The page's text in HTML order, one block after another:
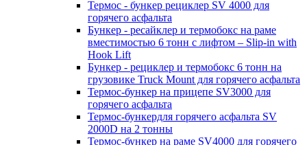
Термос - бункер рециклер SV 4000 для
горячего асфальта
Бункер - ресайклер и термобокс на раме
вместимостью 6 тонн с лифтом – Slip-in with
Hook Lift
Бункер - рециклер и термобокс 6 тонн на
грузовике Truck Mount для горячего асфальта
Термос-бункер на прицепе SV3000 для
горячего асфальта
Термос-бункердля горячего асфальта SV
2000D на 2 тонны
Термос-бункер на раме SV4000 для горячего